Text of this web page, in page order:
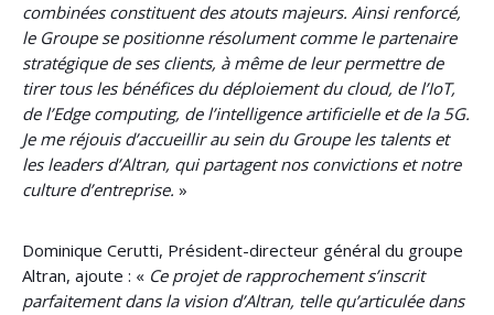
combinées constituent des atouts majeurs. Ainsi renforcé,
le Groupe se positionne résolument comme le partenaire
stratégique de ses clients, à même de leur permettre de
tirer tous les bénéfices du déploiement du cloud, de l’IoT,
de l’Edge computing, de l’intelligence artificielle et de la 5G.
Je me réjouis d’accueillir au sein du Groupe les talents et
les leaders d’Altran, qui partagent nos convictions et notre
culture d’entreprise. »
Dominique Cerutti, Président-directeur général du groupe
Altran, ajoute : « Ce projet de rapprochement s’inscrit
parfaitement dans la vision d’Altran, telle qu’articulée dans